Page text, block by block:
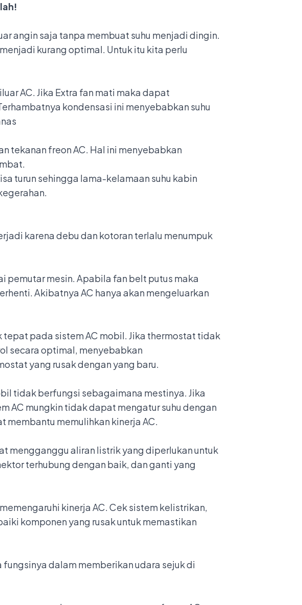
angin saja tanpa membuat suhu menjadi dingin.
kurang optimal. Untuk itu kita perlu
AC. Jika Extra fan mati maka dapat
kondensasi ini menyebabkan suhu
tekanan freon AC. Hal ini menyebabkan
turun sehingga lama-kelamaan suhu kabin
karena debu dan kotoran terlalu menumpuk
pemutar mesin. Apabila fan belt putus maka
Akibatnya AC hanya akan mengeluarkan
pada sistem AC mobil. Jika thermostat tidak
secara optimal, menyebabkan
yang rusak dengan yang baru.
tidak berfungsi sebagaimana mestinya. Jika
AC mungkin tidak dapat mengatur suhu dengan
membantu memulihkan kinerja AC.
mengganggu aliran listrik yang diperlukan untuk
terhubung dengan baik, dan ganti yang
kinerja AC. Cek sistem kelistrikan,
komponen yang rusak untuk memastikan
dalam memberikan udara sejuk di